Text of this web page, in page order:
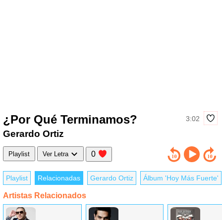
¿Por Qué Terminamos? 3:02
Gerardo Ortiz
Playlist Ver Letra 0
Playlist Relacionadas Gerardo Ortiz Álbum 'Hoy Más Fuerte'
Artistas Relacionados